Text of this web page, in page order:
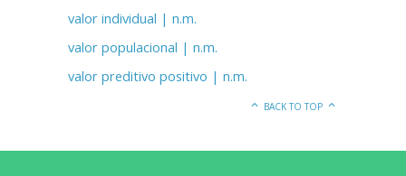
valor individual | n.m.
valor populacional | n.m.
valor preditivo positivo | n.m.
BACK TO TOP